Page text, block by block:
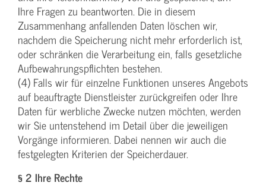
Ihre Fragen zu beantworten. Die in diesem
Zusammenhang anfallenden Daten löschen wir,
nachdem die Speicherung nicht mehr erforderlich ist,
oder schränken die Verarbeitung ein, falls gesetzliche
Aufbewahrungspflichten bestehen.
(4) Falls wir für einzelne Funktionen unseres Angebots
auf beauftragte Dienstleister zurückgreifen oder Ihre
Daten für werbliche Zwecke nutzen möchten, werden
wir Sie untenstehend im Detail über die jeweiligen
Vorgänge informieren. Dabei nennen wir auch die
festgelegten Kriterien der Speicherdauer.
§ 2 Ihre Rechte